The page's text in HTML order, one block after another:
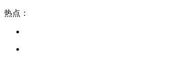
热点：